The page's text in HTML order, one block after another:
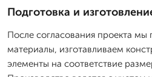
Подготовка и
После согласования проекта мы
материалы, изготавливаем
элементы на соответствие